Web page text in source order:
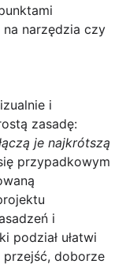
narzędzia czy
i
zasadę:
je najkrótszą
przypadkowym
i
podział ułatwi
doborze